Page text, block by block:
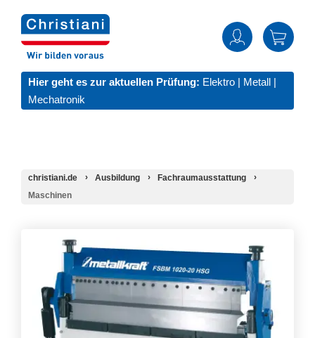
Hier geht es zur aktuellen Prüfung: Elektro | Metall |
Mechatronik
christiani.de Ausbildung
Fachraumausstattung
Maschinen